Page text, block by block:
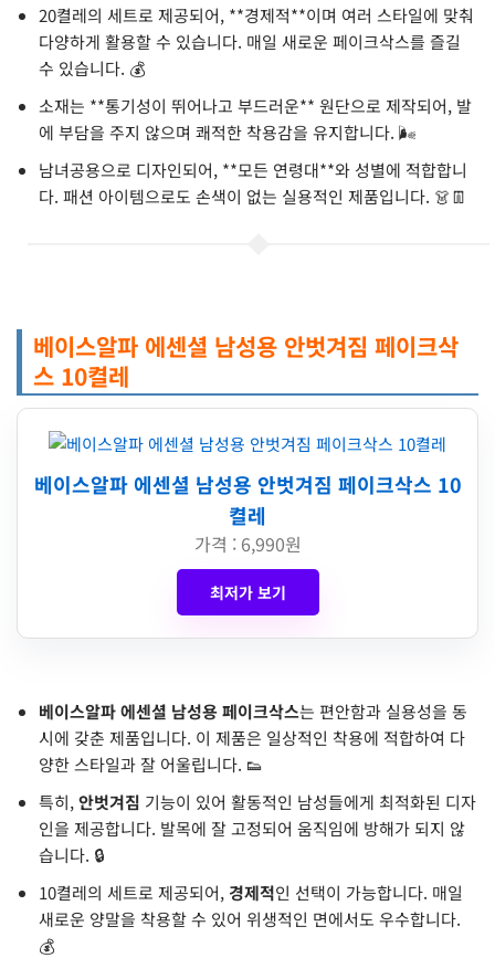
20켤레의 세트로 제공되어, **경제적**이며 여러 스타일에 맞춰
다양하게 활용할 수 있습니다. 매일 새로운 페이크삭스를 즐길
수 있습니다. 💰
소재는 **통기성이 뛰어나고 부드러운** 원단으로 제작되어, 발
에 부담을 주지 않으며 쾌적한 착용감을 유지합니다. 🌬️
남녀공용으로 디자인되어, **모든 연령대**와 성별에 적합합니
다. 패션 아이템으로도 손색이 없는 실용적인 제품입니다. 👗👖
베이스알파 에센셜 남성용 안벗겨짐 페이크삭
스 10켤레
베이스알파 에센셜 남성용 안벗겨짐 페이크삭스 10
켤레
가격 : 6,990원
최저가 보기
베이스알파 에센셜 남성용 페이크삭스는 편안함과 실용성을 동
시에 갖춘 제품입니다. 이 제품은 일상적인 착용에 적합하여 다
양한 스타일과 잘 어울립니다. 👟
특히,안벗겨짐 기능이 있어 활동적인 남성들에게 최적화된 디자
인을 제공합니다. 발목에 잘 고정되어 움직임에 방해가 되지 않
습니다. 🔒
10켤레의 세트로 제공되어, 경제적인 선택이 가능합니다. 매일
새로운 양말을 착용할 수 있어 위생적인 면에서도 우수합니다.
💰